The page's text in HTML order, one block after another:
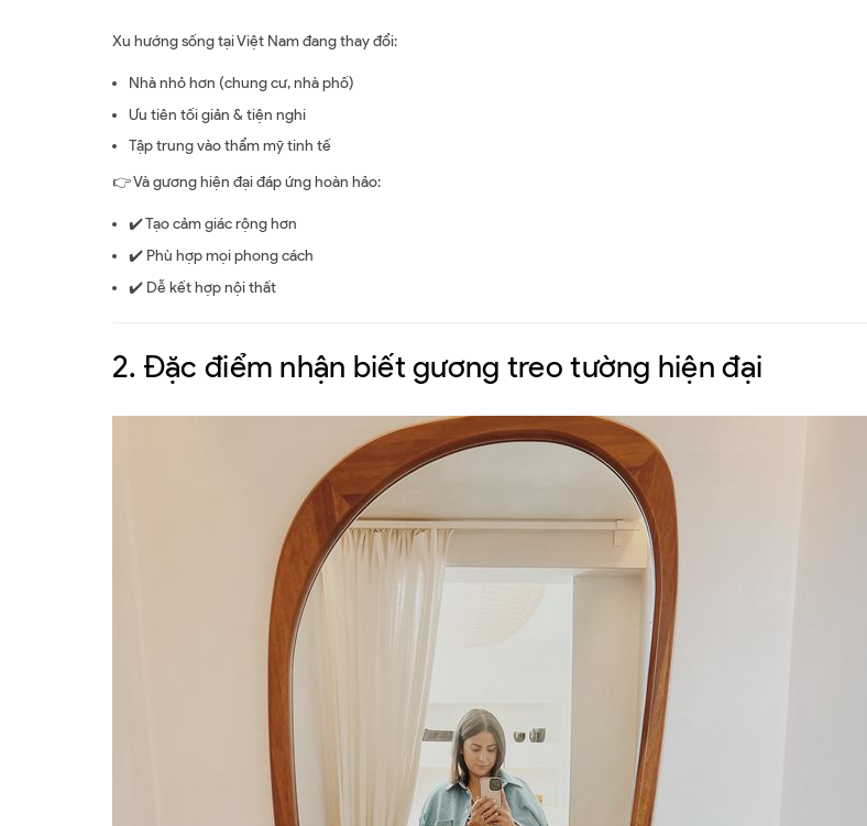
Xu hướng sống tại Việt Nam đang thay đổi:
Nhà nhỏ hơn (chung cư, nhà phố)
Ưu tiên tối giản & tiện nghi
Tập trung vào thẩm mỹ tinh tế
👉 Và gương hiện đại đáp ứng hoàn hảo:
✔️ Tạo cảm giác rộng hơn
✔️ Phù hợp mọi phong cách
✔️ Dễ kết hợp nội thất
2. Đặc điểm nhận biết gương treo tường hiện đại